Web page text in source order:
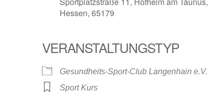
Google Kalender iCalendar
Hessen, 65179
VERANSTALTUNGSTYP
Gesundheits-Sport-Club Langenhain e.V.
Sport Kurs